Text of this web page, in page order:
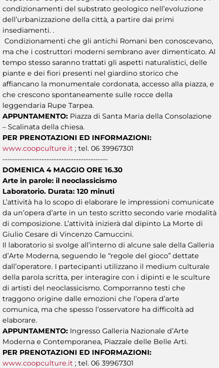
condizionamenti del substrato geologico nell’evoluzione
dell’urbanizzazione della città, a partire dai primi
insediamenti. .
Condizionamenti che gli antichi Romani ben conoscevano,
ma che i costruttori moderni sembrano aver dimenticato. Al
tempo stesso saranno trattati gli aspetti naturalistici, delle
piante e dei fiori presenti nel giardino storico che
affiancano la monumentale cordonata, accesso alla piazza, e
che crescono spontaneamente sulle rocce della
leggendaria Rupe Tarpea.
APPUNTAMENTO: Piazza di Santa Maria della Consolazione
– Scalinata della chiesa.
PER PRENOTAZIONI ED INFORMAZIONI:
www.coopculture.it ; tel. 06 39967301
-------------------------------------------
DOMENICA 4 MAGGIO ORE 16.30
Arte in parole: il neoclassicismo
Laboratorio. Durata: 120 minuti
L’attività ha lo scopo di elaborare le impressioni comunicate
da un’opera d’arte in un testo scritto secondo varie modalità
di composizione. L’attività inizierà dal dipinto La Morte di
Giulio Cesare di Vincenzo Camuccini.
Il laboratorio si svolge all’interno di alcune sale della Galleria
d’Arte Moderna, seguendo le “regole del gioco” dettate
dall’operatore. I partecipanti utilizzano il medium culturale
della parola scritta, per interagire con i dipinti e le sculture
di artisti del neoclassicismo. Comporranno testi che
traggono origine dalle emozioni che l’opera d’arte
comunica, ma che spesso l’osservatore ha difficoltà ad
elaborare.
APPUNTAMENTO: Ingresso Galleria Nazionale d’Arte
Moderna e Contemporanea, Piazzale delle Belle Arti.
PER PRENOTAZIONI ED INFORMAZIONI:
www.coopculture.it ; tel. 06 39967301